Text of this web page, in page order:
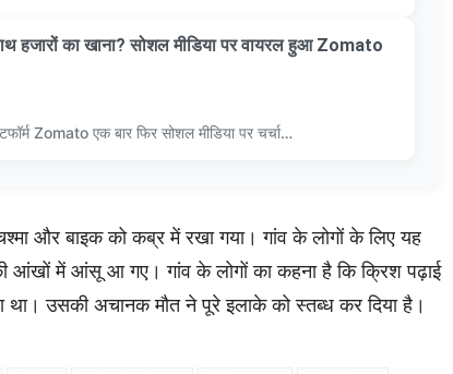
हजारों का खाना? सोशल मीडिया पर वायरल हुआ Zomato
Zomato एक बार फिर सोशल मीडिया पर चर्चा…
और बाइक को कब्र में रखा गया। गांव के लोगों के लिए यह
आंखों में आंसू आ गए। गांव के लोगों का कहना है कि क्रिश पढ़ाई
उसकी अचानक मौत ने पूरे इलाके को स्तब्ध कर दिया है।